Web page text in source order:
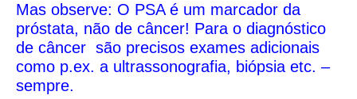
Mas observe: O PSA é um marcador da
próstata, não de câncer! Para o diagnóstico
de câncer são precisos exames adicionais
como p.ex. a ultrassonografia, biópsia etc. –
sempre.